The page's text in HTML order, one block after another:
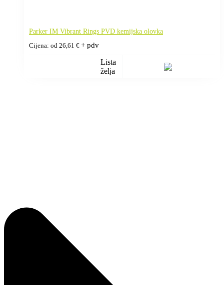
Parker IM Vibrant Rings PVD kemijska olovka
Cijena: od 26,61 € + pdv
Lista
želja